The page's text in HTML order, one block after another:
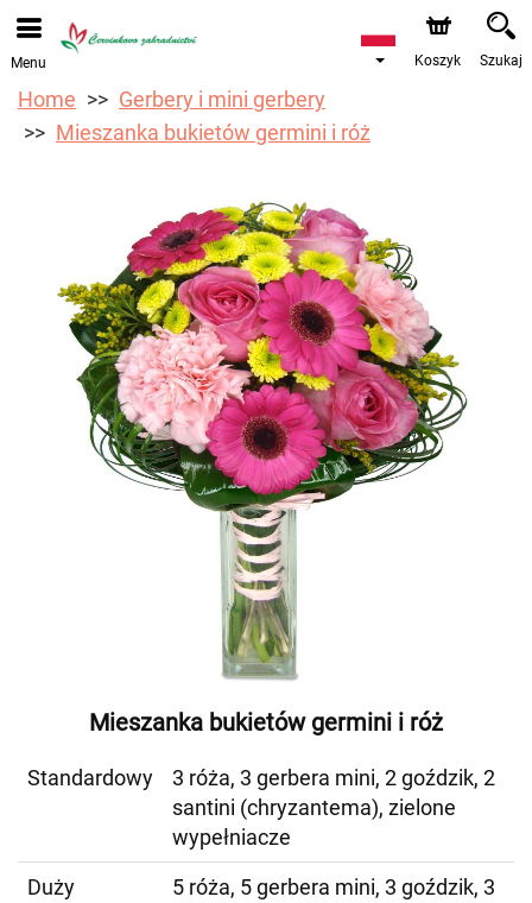
Przyjmujemy zamówienia za pośrednictwem naszego
sklepu internetowego. Najbliższy możliwy termin dostawy
to 12.08.2026 z powodu urlopu.
Menu Koszyk Szukaj
Home
Gerbery i mini gerbery
Mieszanka bukietów germini i róż
Mieszanka bukietów germini i róż
Standardowy
3 róża, 3 gerbera mini, 2 goździk, 2
santini (chryzantema), zielone
wypełniacze
Duży
5 róża, 5 gerbera mini, 3 goździk, 3